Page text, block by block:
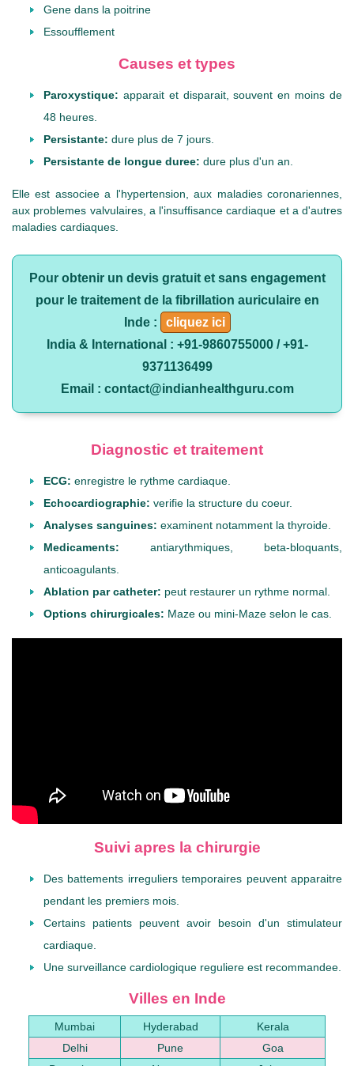
Gene dans la poitrine
Essoufflement
Causes et types
Paroxystique: apparait et disparait, souvent en moins de
48 heures.
Persistante: dure plus de 7 jours.
Persistante de longue duree: dure plus d'un an.
Elle est associee a l'hypertension, aux maladies coronariennes,
aux problemes valvulaires, a l'insuffisance cardiaque et a d'autres
maladies cardiaques.
Pour obtenir un devis gratuit et sans engagement
pour le traitement de la fibrillation auriculaire en
Inde :
cliquez ici
India & International : +91-9860755000 / +91-
9371136499
Email : contact@indianhealthguru.com
Diagnostic et traitement
ECG: enregistre le rythme cardiaque.
Echocardiographie: verifie la structure du coeur.
Analyses sanguines: examinent notamment la thyroide.
Medicaments: antiarythmiques, beta-bloquants,
anticoagulants.
Ablation par catheter: peut restaurer un rythme normal.
Options chirurgicales: Maze ou mini-Maze selon le cas.
Suivi apres la chirurgie
Des battements irreguliers temporaires peuvent apparaitre
pendant les premiers mois.
Certains patients peuvent avoir besoin d'un stimulateur
cardiaque.
Une surveillance cardiologique reguliere est recommandee.
Villes en Inde
Mumbai Hyderabad
Kerala
Delhi
Pune
Goa